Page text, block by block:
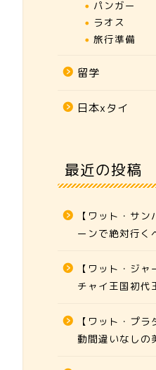
パンガー
ラオス
旅行準備
留学
日本xタイ
最近の投稿
【ワット・サ
ーンで絶対行く
【ワット・ジ
チャイ王国初代
【ワット・プ
動間違いなしの